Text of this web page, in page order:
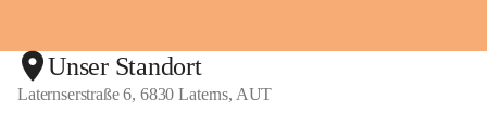
Unser Standort
Laternserstraße 6, 6830 Laterns, AUT